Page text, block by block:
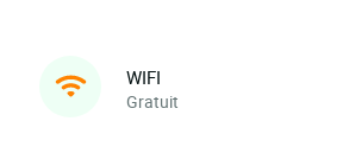
WIFI
Gratuit